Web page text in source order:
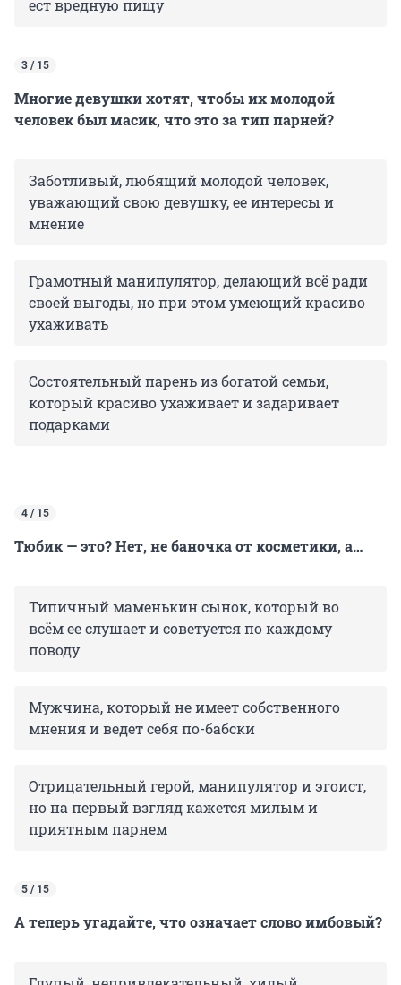
ест вредную пищу
3 / 15
Многие девушки хотят, чтобы их молодой
человек был масик, что это за тип парней?
Заботливый, любящий молодой человек,
уважающий свою девушку, ее интересы и
мнение
Грамотный манипулятор, делающий всё ради
своей выгоды, но при этом умеющий красиво
ухаживать
Состоятельный парень из богатой семьи,
который красиво ухаживает и задаривает
подарками
4 / 15
Тюбик — это? Нет, не баночка от косметики, а…
Типичный маменькин сынок, который во
всём ее слушает и советуется по каждому
поводу
Мужчина, который не имеет собственного
мнения и ведет себя по-бабски
Отрицательный герой, манипулятор и эгоист,
но на первый взгляд кажется милым и
приятным парнем
5 / 15
А теперь угадайте, что означает слово имбовый?